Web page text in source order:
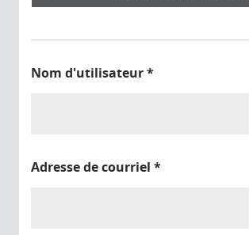
Nom d'utilisateur*
Adresse de courriel *